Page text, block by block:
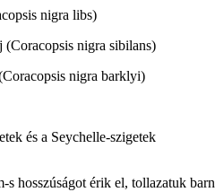
nigra libs)
nigra sibilans)
nigra barklyi)
és a Seychelle-szigetek
s hosszúságot érik el, tollazatuk